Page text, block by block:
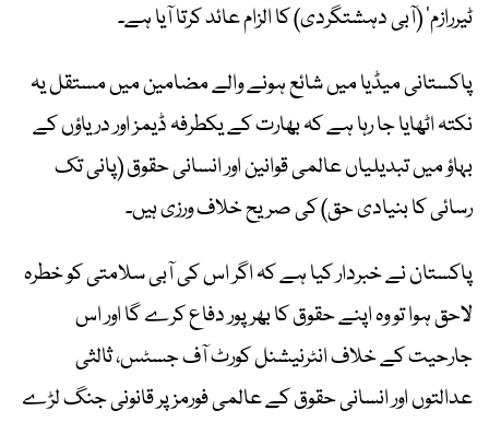
ٹیررازم‘ (آبی دہشتگردی) کا الزام عائد کرتا آیا ہے۔
پاکستانی میڈیا میں شائع ہونے والے مضامین میں مستقل یہ
نکتہ اٹھایا جا رہا ہے کہ بھارت کے یکطرفہ ڈیمز اور دریاؤں کے
بہاؤ میں تبدیلیاں عالمی قوانین اور انسانی حقوق (پانی تک
رسائی کا بنیادی حق) کی صریح خلاف ورزی ہیں۔
پاکستان نے خبردار کیا ہے کہ اگر اس کی آبی سلامتی کو خطرہ
لاحق ہوا تو وہ اپنے حقوق کا بھرپور دفاع کرے گا اور اس
جارحیت کے خلاف انٹرنیشنل کورٹ آف جسٹس، ثالثی
عدالتوں اور انسانی حقوق کے عالمی فورمز پر قانونی جنگ لڑے